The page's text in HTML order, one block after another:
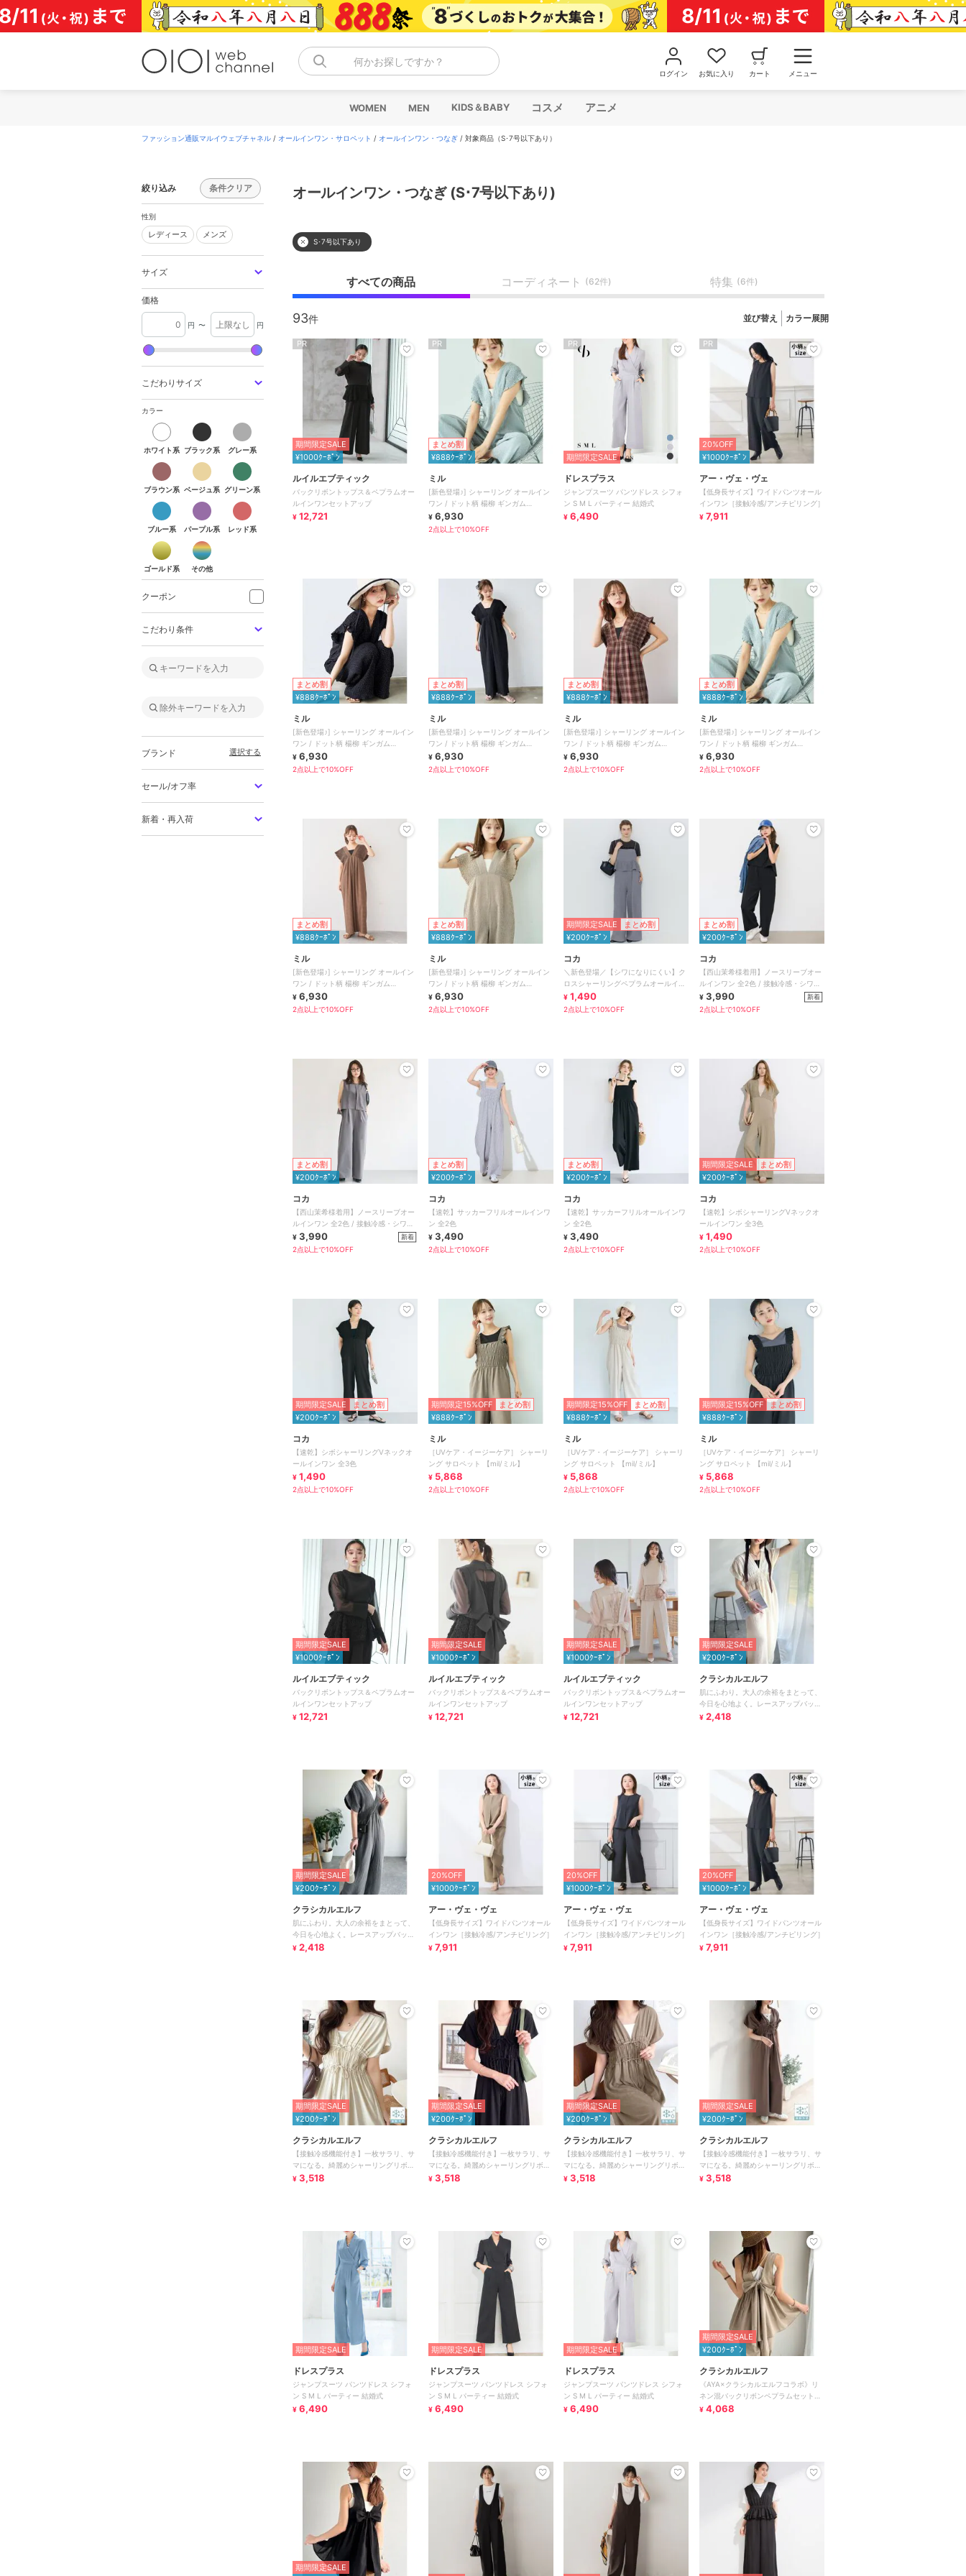
コ
ン
テ
何かお探しですか？
ログイン お気に入り カート メニュー
WOMEN MEN KIDS＆BABY コスメ アニメ
ファッション通販マルイウェブチャネル / オールインワン・サロペット / オールインワン・つなぎ / 対象商品（S･7号以下あり）
絞り込み 条件クリア
性別
レディース
レディース メンズ
メンズ
サイズ
価格
円 〜 円
こだわりサイズ
カラー
ホワイト系
ホワイト系
ブラック系
ブラック系
グレー系
グレー系
ブラウン系
ブラウン系
ベージュ系
ベージュ系
グリーン系
グリーン系
ブルー系
ブルー系
パープル系
パープル系
レッド系
レッド系
ゴールド系
ゴールド系
その他
その他
クーポン
こだわり条件
ブランド 選択する
セール/オフ率
新着・再入荷
オールインワン・つなぎ (S･7号以下あり)
S･7号以下あり
すべての商品 コーディネート (62件) 特集 (6件)
93 並び替え カラー展開
PR
期間限定SALE
¥1000ｸｰﾎﾟﾝ
ルイルエブティック
バックリボントップス＆ペプラムオー
ルインワンセットアップ
¥ 12,721
PR
まとめ割
¥888ｸｰﾎﾟﾝ
ミル
[新色登場♪] シャーリング オールイン
ワン / ドット柄 楊柳 ギンガム
【mil(ミル)】
¥ 6,930
2点以上で10%OFF
PR
期間限定SALE
ドレスプラス
ジャンプスーツ パンツドレス シフォ
ン S M L パーティー 結婚式
¥ 6,490
PR
20%OFF
¥1000ｸｰﾎﾟﾝ
アー・ヴェ・ヴェ
【低身長サイズ】ワイドパンツオール
インワン［接触冷感/アンチピリング］
¥ 7,911
まとめ割
¥888ｸｰﾎﾟﾝ
ミル
[新色登場♪] シャーリング オールイン
ワン / ドット柄 楊柳 ギンガム
【mil(ミル)】
¥ 6,930
2点以上で10%OFF
まとめ割
¥888ｸｰﾎﾟﾝ
ミル
[新色登場♪] シャーリング オールイン
ワン / ドット柄 楊柳 ギンガム
【mil(ミル)】
¥ 6,930
2点以上で10%OFF
まとめ割
¥888ｸｰﾎﾟﾝ
ミル
[新色登場♪] シャーリング オールイン
ワン / ドット柄 楊柳 ギンガム
【mil(ミル)】
¥ 6,930
2点以上で10%OFF
まとめ割
¥888ｸｰﾎﾟﾝ
ミル
[新色登場♪] シャーリング オールイン
ワン / ドット柄 楊柳 ギンガム
【mil(ミル)】
¥ 6,930
2点以上で10%OFF
まとめ割
¥888ｸｰﾎﾟﾝ
ミル
[新色登場♪] シャーリング オールイン
ワン / ドット柄 楊柳 ギンガム
【mil(ミル)】
¥ 6,930
2点以上で10%OFF
まとめ割
¥888ｸｰﾎﾟﾝ
ミル
[新色登場♪] シャーリング オールイン
ワン / ドット柄 楊柳 ギンガム
【mil(ミル)】
¥ 6,930
2点以上で10%OFF
期間限定SALE
まとめ割
¥200ｸｰﾎﾟﾝ
コカ
＼新色登場／【シワになりにくい】ク
ロスシャーリングペプラムオールイン
ワン 全2色
¥ 1,490
2点以上で10%OFF
まとめ割
¥200ｸｰﾎﾟﾝ
コカ
【西山茉希様着用】ノースリーブオー
ルインワン 全2色 / 接触冷感・シワに
なりにくい
¥ 3,990 新着
2点以上で10%OFF
まとめ割
¥200ｸｰﾎﾟﾝ
コカ
【西山茉希様着用】ノースリーブオー
ルインワン 全2色 / 接触冷感・シワに
なりにくい
¥ 3,990 新着
2点以上で10%OFF
まとめ割
¥200ｸｰﾎﾟﾝ
コカ
【速乾】サッカーフリルオールインワ
ン 全2色
¥ 3,490
2点以上で10%OFF
まとめ割
¥200ｸｰﾎﾟﾝ
コカ
【速乾】サッカーフリルオールインワ
ン 全2色
¥ 3,490
2点以上で10%OFF
期間限定SALE
まとめ割
¥200ｸｰﾎﾟﾝ
コカ
【速乾】シボシャーリングVネックオ
ールインワン 全3色
¥ 1,490
2点以上で10%OFF
期間限定SALE
まとめ割
¥200ｸｰﾎﾟﾝ
コカ
【速乾】シボシャーリングVネックオ
ールインワン 全3色
¥ 1,490
2点以上で10%OFF
期間限定15%OFF
まとめ割
¥888ｸｰﾎﾟﾝ
ミル
［UVケア・イージーケア］ シャーリ
ング サロペット 【mil/ミル】
¥ 5,868
2点以上で10%OFF
期間限定15%OFF
まとめ割
¥888ｸｰﾎﾟﾝ
ミル
［UVケア・イージーケア］ シャーリ
ング サロペット 【mil/ミル】
¥ 5,868
2点以上で10%OFF
期間限定15%OFF
まとめ割
¥888ｸｰﾎﾟﾝ
ミル
［UVケア・イージーケア］ シャーリ
ング サロペット 【mil/ミル】
¥ 5,868
2点以上で10%OFF
期間限定SALE
¥1000ｸｰﾎﾟﾝ
ルイルエブティック
バックリボントップス＆ペプラムオー
ルインワンセットアップ
¥ 12,721
期間限定SALE
¥1000ｸｰﾎﾟﾝ
ルイルエブティック
バックリボントップス＆ペプラムオー
ルインワンセットアップ
¥ 12,721
期間限定SALE
¥1000ｸｰﾎﾟﾝ
ルイルエブティック
バックリボントップス＆ペプラムオー
ルインワンセットアップ
¥ 12,721
期間限定SALE
¥200ｸｰﾎﾟﾝ
クラシカルエルフ
肌にふわり。大人の余裕をまとって、
今日を心地よく。レースアップバック
リボンオールインワン
¥ 2,418
期間限定SALE
¥200ｸｰﾎﾟﾝ
クラシカルエルフ
肌にふわり。大人の余裕をまとって、
今日を心地よく。レースアップバック
リボンオールインワン
¥ 2,418
20%OFF
¥1000ｸｰﾎﾟﾝ
アー・ヴェ・ヴェ
【低身長サイズ】ワイドパンツオール
インワン［接触冷感/アンチピリング］
¥ 7,911
20%OFF
¥1000ｸｰﾎﾟﾝ
アー・ヴェ・ヴェ
【低身長サイズ】ワイドパンツオール
インワン［接触冷感/アンチピリング］
¥ 7,911
20%OFF
¥1000ｸｰﾎﾟﾝ
アー・ヴェ・ヴェ
【低身長サイズ】ワイドパンツオール
インワン［接触冷感/アンチピリング］
¥ 7,911
期間限定SALE
¥200ｸｰﾎﾟﾝ
クラシカルエルフ
【接触冷感機能付き】一枚サラリ、サ
マになる。綺麗めシャーリングリボン
オールインワン
¥ 3,518
期間限定SALE
¥200ｸｰﾎﾟﾝ
クラシカルエルフ
【接触冷感機能付き】一枚サラリ、サ
マになる。綺麗めシャーリングリボン
オールインワン
¥ 3,518
期間限定SALE
¥200ｸｰﾎﾟﾝ
クラシカルエルフ
【接触冷感機能付き】一枚サラリ、サ
マになる。綺麗めシャーリングリボン
オールインワン
¥ 3,518
期間限定SALE
¥200ｸｰﾎﾟﾝ
クラシカルエルフ
【接触冷感機能付き】一枚サラリ、サ
マになる。綺麗めシャーリングリボン
オールインワン
¥ 3,518
期間限定SALE
ドレスプラス
ジャンプスーツ パンツドレス シフォ
ン S M L パーティー 結婚式
¥ 6,490
期間限定SALE
ドレスプラス
ジャンプスーツ パンツドレス シフォ
ン S M L パーティー 結婚式
¥ 6,490
期間限定SALE
ドレスプラス
ジャンプスーツ パンツドレス シフォ
ン S M L パーティー 結婚式
¥ 6,490
期間限定SALE
¥200ｸｰﾎﾟﾝ
クラシカルエルフ
《AYA×クラシカルエルフコラボ》リ
ネン混バックリボンペプラムセットア
ップ
¥ 4,068
期間限定SALE